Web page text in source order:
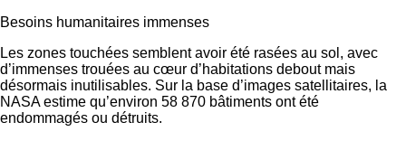
Besoins humanitaires immenses
Les zones touchées semblent avoir été rasées au sol, avec
d’immenses trouées au cœur d’habitations debout mais
désormais inutilisables. Sur la base d’images satellitaires, la
NASA estime qu’environ 58 870 bâtiments ont été
endommagés ou détruits.